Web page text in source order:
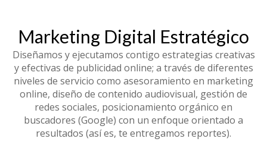
Marketing Digital Estratégico
Diseñamos y ejecutamos contigo estrategias creativas
y efectivas de publicidad online; a través de diferentes
niveles de servicio como asesoramiento en marketing
online, diseño de contenido audiovisual, gestión de
redes sociales, posicionamiento orgánico en
buscadores (Google) con un enfoque orientado a
resultados (así es, te entregamos reportes).